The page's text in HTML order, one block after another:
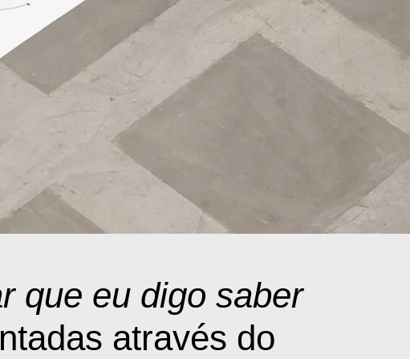
que eu digo saber
através do